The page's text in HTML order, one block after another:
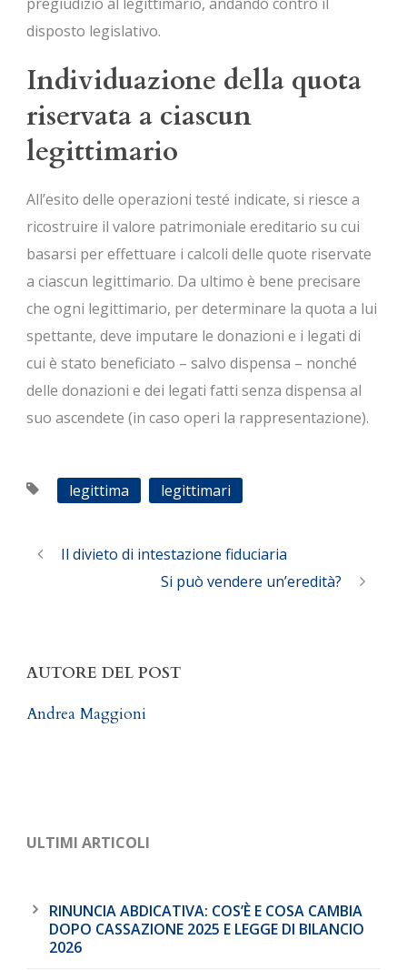
disposto legislativo.
Individuazione della quota
riservata a ciascun
legittimario
All’esito delle operazioni testé indicate, si riesce a
ricostruire il valore patrimoniale ereditario su cui
basarsi per effettuare i calcoli delle quote riservate
a ciascun legittimario. Da ultimo è bene precisare
che ogni legittimario, per determinare la quota a lui
spettante, deve imputare le donazioni e i legati di
cui è stato beneficiato – salvo dispensa – nonché
delle donazioni e dei legati fatti senza dispensa al
suo ascendete (in caso operi la rappresentazione).
legittima legittimari
Il divieto di intestazione fiduciaria
Si può vendere un’eredità?
AUTORE DEL POST
Andrea Maggioni
ULTIMI ARTICOLI
RINUNCIA ABDICATIVA: COS’È E COSA CAMBIA
DOPO CASSAZIONE 2025 E LEGGE DI BILANCIO
2026